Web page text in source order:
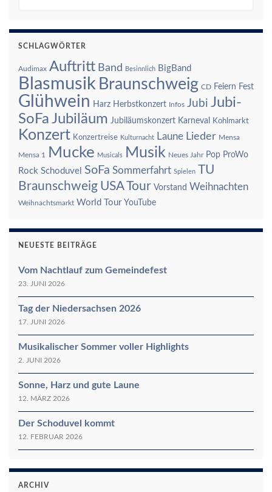
SCHLAGWÖRTER
Audimax Auftritt Band Besinnlich BigBand
Blasmusik Braunschweig CD Feiern Fest
Glühwein Harz Herbstkonzert Infos Jubi Jubi-
SoFa Jubiläum Jubiläumskonzert Karneval Kohlmarkt
Konzert Konzertreise Kulturnacht Laune Lieder Mensa
Mensa 1 Mucke Musicals Musik Neues Jahr Pop ProWo
Rock Schoduvel SoFa Sommerfahrt Spielen TU
Braunschweig USA Tour Vorstand Weihnachten
Weihnachtsmarkt World Tour YouTube
NEUESTE BEITRÄGE
Vom Nachtlauf zum Gemeindefest
23. JUNI 2026
Tag der Niedersachsen 2026
17. JUNI 2026
Musikalischer Sommer voller Highlights
2. JUNI 2026
Sonne, Harz und gute Laune
12. MÄRZ 2026
Der Schoduvel kommt
12. FEBRUAR 2026
ARCHIV